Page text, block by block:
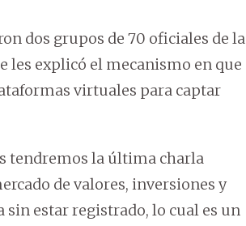
dos grupos de 70 oficiales de la
les explicó el mecanismo en que
virtuales para captar
tendremos la última charla
de valores, inversiones y
estar registrado, lo cual es un